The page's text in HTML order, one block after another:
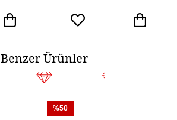
Benzer Ürünler
%50